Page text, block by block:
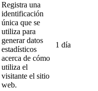
Registra una
identificación
única que se
utiliza para
generar datos
estadísticos
acerca de cómo
utiliza el
visitante el sitio
web.
1 día